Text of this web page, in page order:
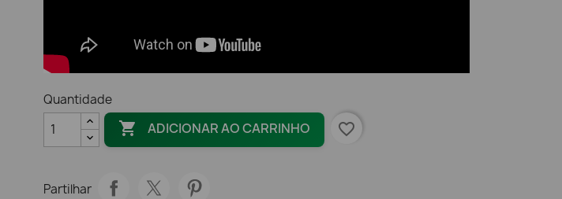
Quantidade
 ADICIONAR AO CARRINHO favorite_border
Partilhar